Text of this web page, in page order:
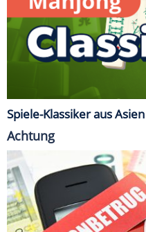
Spiele-Klassiker aus Asien
Achtung